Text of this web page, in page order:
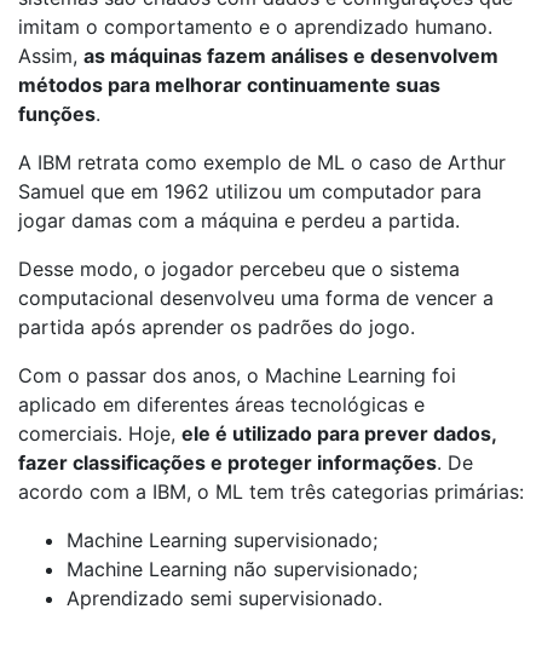
imitam o comportamento e o aprendizado humano.
Assim, as máquinas fazem análises e desenvolvem
métodos para melhorar continuamente suas
funções.
A IBM retrata como exemplo de ML o caso de Arthur
Samuel que em 1962 utilizou um computador para
jogar damas com a máquina e perdeu a partida.
Desse modo, o jogador percebeu que o sistema
computacional desenvolveu uma forma de vencer a
partida após aprender os padrões do jogo.
Com o passar dos anos, o Machine Learning foi
aplicado em diferentes áreas tecnológicas e
comerciais. Hoje, ele é utilizado para prever dados,
fazer classificações e proteger informações. De
acordo com a IBM, o ML tem três categorias primárias:
Machine Learning supervisionado;
Machine Learning não supervisionado;
Aprendizado semi supervisionado.